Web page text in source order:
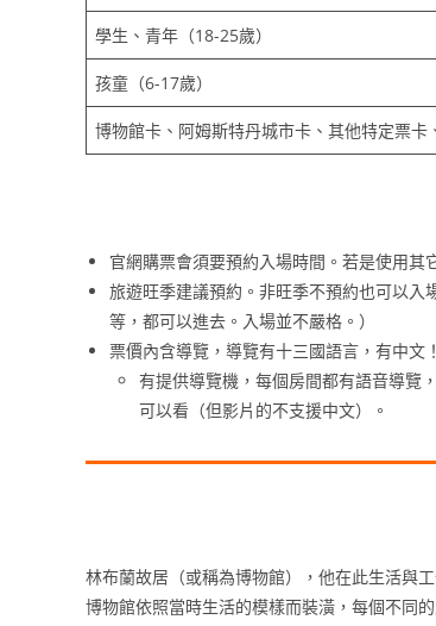
學生、青年（18-25歲）
孩童（6-17歲）
博物館卡、阿姆斯特丹城市卡、其他特定票卡
官網購票會須要預約入場時間。若是使用其
旅遊旺季建議預約。非旺季不預約也可以
等，都可以進去。入場並不嚴格。）
票價內含導覽，導覽有十三國語言，有中文！
有提供導覽機，每個房間都有語音導覽
可以看（但影片的不支援中文）。
林布蘭故居（或稱為博物館），他在此生活與工
博物館依照當時生活的模樣而裝潢，每個不同